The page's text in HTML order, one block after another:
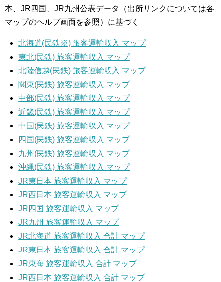
本、JR四国、JR九州公表データ（出所リンクについては各
マップのヘルプ画面を参照）に基づく
北海道(民鉄※) 旅客運輸収入 マップ
東北(民鉄) 旅客運輸収入 マップ
北陸信越(民鉄) 旅客運輸収入 マップ
関東(民鉄) 旅客運輸収入 マップ
中部(民鉄) 旅客運輸収入 マップ
近畿(民鉄) 旅客運輸収入 マップ
中国(民鉄) 旅客運輸収入 マップ
四国(民鉄) 旅客運輸収入 マップ
九州(民鉄) 旅客運輸収入 マップ
沖縄(民鉄) 旅客運輸収入 マップ
JR東日本 旅客運輸収入 マップ
JR西日本 旅客運輸収入 マップ
JR四国 旅客運輸収入 マップ
JR九州 旅客運輸収入 マップ
JR北海道 旅客運輸収入 合計 マップ
JR東日本 旅客運輸収入 合計 マップ
JR東海 旅客運輸収入 合計 マップ
JR西日本 旅客運輸収入 合計 マップ